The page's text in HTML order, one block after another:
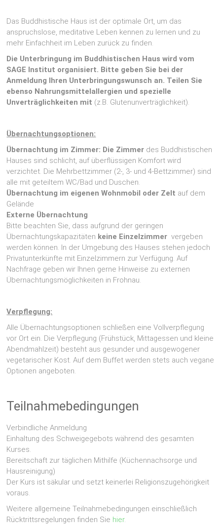
Das Buddhistische Haus ist der optimale Ort, um das
anspruchslose, meditative Leben kennen zu lernen und zu
mehr Einfachheit im Leben zurück zu finden.
Die Unterbringung im Buddhistischen Haus wird vom
SAGE Institut organisiert. Bitte geben Sie bei der
Anmeldung Ihren Unterbringungswunsch an. Teilen Sie
ebenso Nahrungsmittelallergien und spezielle
Unverträglichkeiten mit (z.B. Glutenunverträglichkeit).
Übernachtungsoptionen:
Übernachtung im Zimmer: Die Zimmer des Buddhistischen
Hauses sind schlicht, auf überflüssigen Komfort wird
verzichtet. Die Mehrbettzimmer (2-, 3- und 4-Bettzimmer) sind
alle mit geteiltem WC/Bad und Duschen.
Übernachtung im eigenen Wohnmobil oder Zelt auf dem
Gelände
Externe Übernachtung
Bitte beachten Sie, dass aufgrund der geringen
Übernachtungskapazitäten keine Einzelzimmer vergeben
werden können. In der Umgebung des Hauses stehen jedoch
Privatunterkünfte mit Einzelzimmern zur Verfügung. Auf
Nachfrage geben wir Ihnen gerne Hinweise zu externen
Übernachtungsmöglichkeiten in Frohnau.
Verpflegung:
Alle Übernachtungsoptionen schließen eine Vollverpflegung
vor Ort ein. Die Verpflegung (Frühstück, Mittagessen und kleine
Abendmahlzeit) besteht aus gesunder und ausgewogener
vegetarischer Kost. Auf dem Buffet werden stets auch vegane
Optionen angeboten.
Teilnahmebedingungen
Verbindliche Anmeldung
Einhaltung des Schweigegebots während des gesamten
Kurses.
Bereitschaft zur täglichen Mithilfe (Küchennachsorge und
Hausreinigung)
Der Kurs ist säkular und setzt keinerlei Religionszugehörigkeit
voraus.
Weitere allgemeine Teilnahmebedingungen einschließlich
Rücktrittsregelungen finden Sie hier.